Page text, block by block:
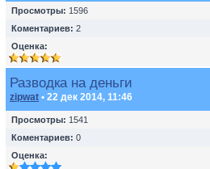
Просмотры: 1596
Коментариев: 2
Оценка:
Разводка на деньги
zipwat • 22 дек 2014, 11:46
Просмотры: 1541
Коментариев: 0
Оценка: